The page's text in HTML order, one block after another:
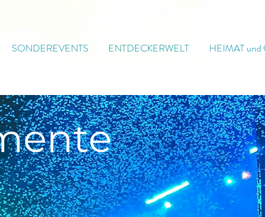
SONDEREVENTS ENTDECKERWELT HEIMAT